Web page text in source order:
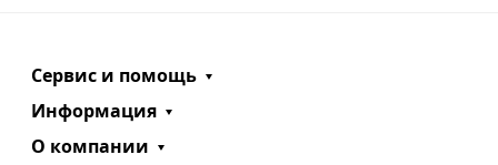
Сервис и помощь
Информация
О компании